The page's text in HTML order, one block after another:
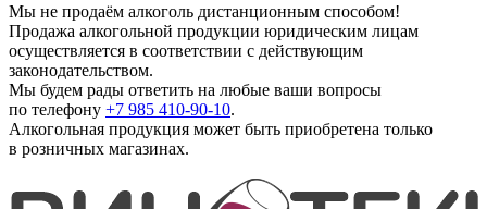
Мы не продаём алкоголь дистанционным способом!
Продажа алкогольной продукции юридическим лицам
осуществляется в соответствии с действующим
законодательством.
Мы будем рады ответить на любые ваши вопросы
по телефону +7 985 410-90-10.
Алкогольная продукция может быть приобретена только
в розничных магазинах.